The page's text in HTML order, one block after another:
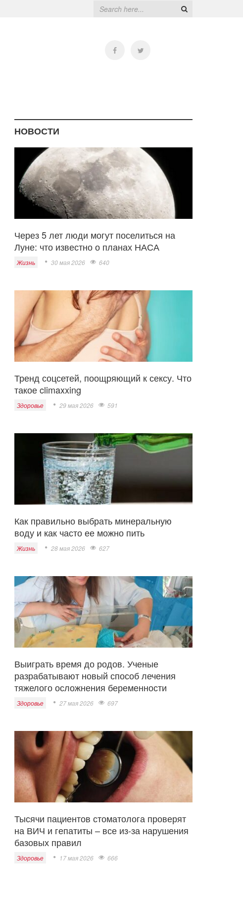
НОВОСТИ
Через 5 лет люди могут поселиться на
Луне: что известно о планах НАСА
Жизнь 30 мая 2026 640
Тренд соцсетей, поощряющий к сексу. Что
такое climaxxing
Здоровье 29 мая 2026 591
Как правильно выбрать минеральную
воду и как часто ее можно пить
Жизнь 28 мая 2026 627
Выиграть время до родов. Ученые
разрабатывают новый способ лечения
тяжелого осложнения беременности
Здоровье 27 мая 2026 697
Тысячи пациентов стоматолога проверят
на ВИЧ и гепатиты – все из-за нарушения
базовых правил
Здоровье 17 мая 2026 666